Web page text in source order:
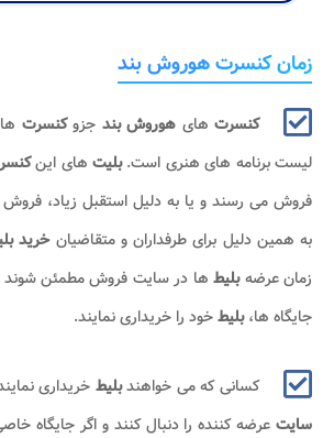
زمان کنسرت هوروش بند
کنسرت های هوروش بند​​​​ جزوکنسرت
لیست برنامه های هنری است.بلیت های این
فروش می رسند و یا به دلیل استقبل زیاد،
به همین دلیل برای طرفداران و متقاضیانخرید
زمان عرضهبلیط ها در سایت فروش مطمئن شوند
جایگاه ها،بلیطخود را خریداری نمایند.
کسانی که می خواهندبلیط خریداری
سایت عرضه کننده را دنبال کنند و اگر جایگاه